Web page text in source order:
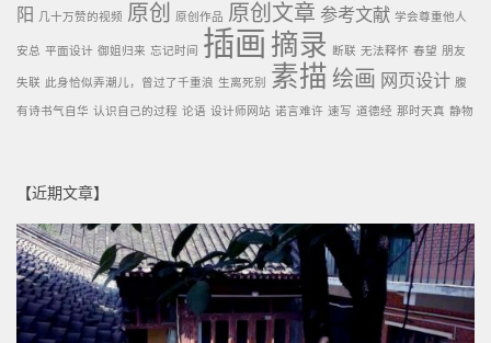
阳
几十万赞的视频 原创 原创作品 原创文章 参考文献 学会尊重他人
安总 平面设计 御姐归来 忘记时间 插画 摘录 断联 无法释怀 春望 朋友
失联 此身恰似弄潮儿，曾过了千重浪 生离死别 素描 绘画 网页设计 腹
有诗书气自华 认识自己的过程 论语 设计师网站 诺言难许 速写 道德经 那时天真 静物
【近期文章】